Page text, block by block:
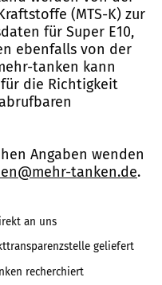
(MTS-K) zur
für Super E10,
ebenfalls von der
tanken kann
die Richtigkeit
Angaben wenden
tanken.de.
an uns
geliefert
recherchiert